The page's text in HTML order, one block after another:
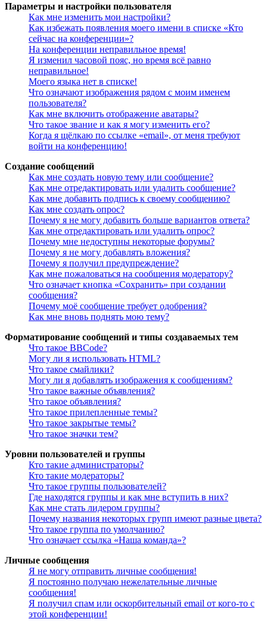
Параметры и настройки пользователя
Как мне изменить мои настройки?
Как избежать появления моего имени в списке «Кто
сейчас на конференции»?
На конференции неправильное время!
Я изменил часовой пояс, но время всё равно
неправильное!
Моего языка нет в списке!
Что означают изображения рядом с моим именем
пользователя?
Как мне включить отображение аватары?
Что такое звание и как я могу изменить его?
Когда я щёлкаю по ссылке «email», от меня требуют
войти на конференцию!
Создание сообщений
Как мне создать новую тему или сообщение?
Как мне отредактировать или удалить сообщение?
Как мне добавить подпись к своему сообщению?
Как мне создать опрос?
Почему я не могу добавить больше вариантов ответа?
Как мне отредактировать или удалить опрос?
Почему мне недоступны некоторые форумы?
Почему я не могу добавлять вложения?
Почему я получил предупреждение?
Как мне пожаловаться на сообщения модератору?
Что означает кнопка «Сохранить» при создании
сообщения?
Почему моё сообщение требует одобрения?
Как мне вновь поднять мою тему?
Форматирование сообщений и типы создаваемых тем
Что такое BBCode?
Могу ли я использовать HTML?
Что такое смайлики?
Могу ли я добавлять изображения к сообщениям?
Что такое важные объявления?
Что такое объявления?
Что такое прилепленные темы?
Что такое закрытые темы?
Что такое значки тем?
Уровни пользователей и группы
Кто такие администраторы?
Кто такие модераторы?
Что такое группы пользователей?
Где находятся группы и как мне вступить в них?
Как мне стать лидером группы?
Почему названия некоторых групп имеют разные цвета?
Что такое группа по умолчанию?
Что означает ссылка «Наша команда»?
Личные сообщения
Я не могу отправить личные сообщения!
Я постоянно получаю нежелательные личные
сообщения!
Я получил спам или оскорбительный email от кого-то с
этой конференции!